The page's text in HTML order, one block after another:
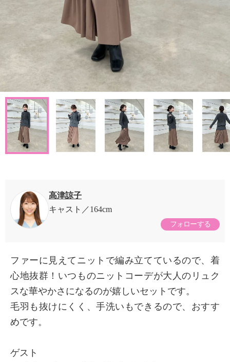
高津諒子
キャスト
164cm
フォローする
ファーに見えてニットで編み立てているので、着
心地抜群！いつものニットコーデが大人のリュク
スな華やかさになるのが嬉しいセットです。
毛羽も抜けにくく、手洗いもできるので、おすす
めです。
ゲスト